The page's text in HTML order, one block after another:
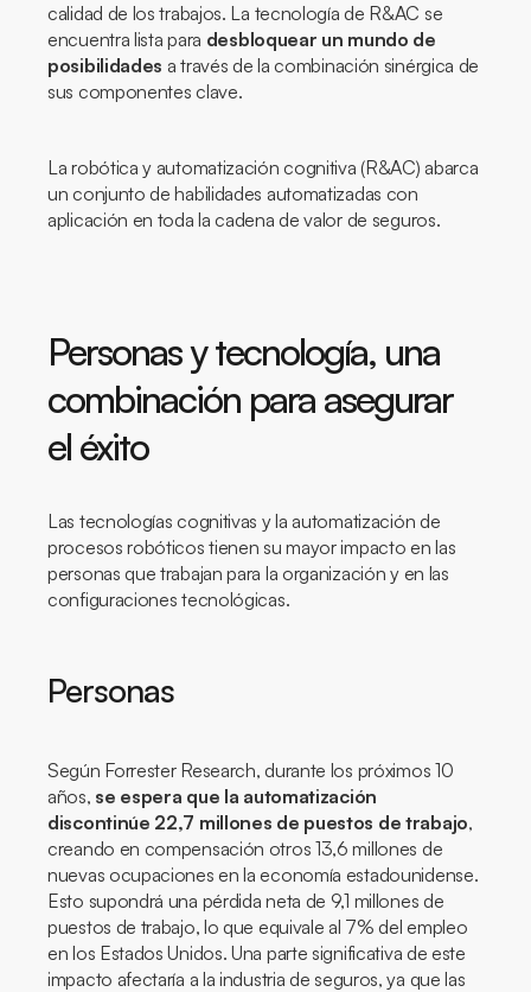
calidad de los trabajos. La tecnología de R&AC se
encuentra lista para desbloquear un mundo de
posibilidades a través de la combinación sinérgica de
sus componentes clave.
La robótica y automatización cognitiva (R&AC) abarca
un conjunto de habilidades automatizadas con
aplicación en toda la cadena de valor de seguros.
Personas y tecnología, una
combinación para asegurar
el éxito
Las tecnologías cognitivas y la automatización de
procesos robóticos tienen su mayor impacto en las
personas que trabajan para la organización y en las
configuraciones tecnológicas.
Personas
Según Forrester Research, durante los próximos 10
años, se espera que la automatización
discontinúe 22,7 millones de puestos de trabajo,
creando en compensación otros 13,6 millones de
nuevas ocupaciones en la economía estadounidense.
Esto supondrá una pérdida neta de 9,1 millones de
puestos de trabajo, lo que equivale al 7% del empleo
en los Estados Unidos. Una parte significativa de este
impacto afectaría a la industria de seguros, ya que las